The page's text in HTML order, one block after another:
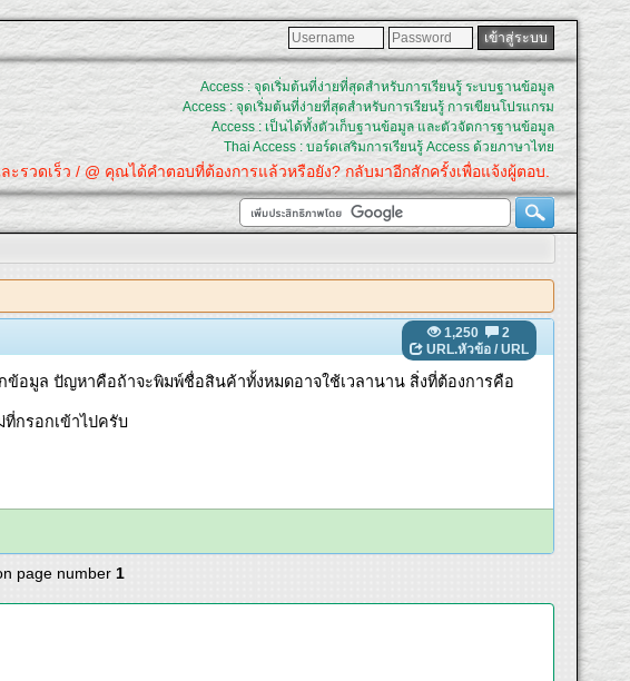
Access : จุดเริ่มต้นที่ง่ายที่สุดสำหรับการเรียนรู้ ระบบฐานข้อมูล
Access : จุดเริ่มต้นที่ง่ายที่สุดสำหรับการเรียนรู้ การเขียนโปรแกรม
Access : เป็นได้ทั้งตัวเก็บฐานข้อมูล และตัวจัดการฐานข้อมูล
Thai Access : บอร์ดเสริมการเรียนรู้ Access ด้วยภาษาไทย
รวดเร็ว / @ คุณได้คำตอบที่ต้องการแล้วหรือยัง? กลับมาอีกสักครั้งเพื่อแจ้งผู้ตอบ.
1,250
2
URL.หัวข้อ/ URL
อมูล ปัญหาคือถ้าจะพิมพ์ชื่อสินค้าทั้งหมดอาจใช้เวลานาน สิ่งที่ต้องการคือ
กรอกเข้าไปครับ
page number 1